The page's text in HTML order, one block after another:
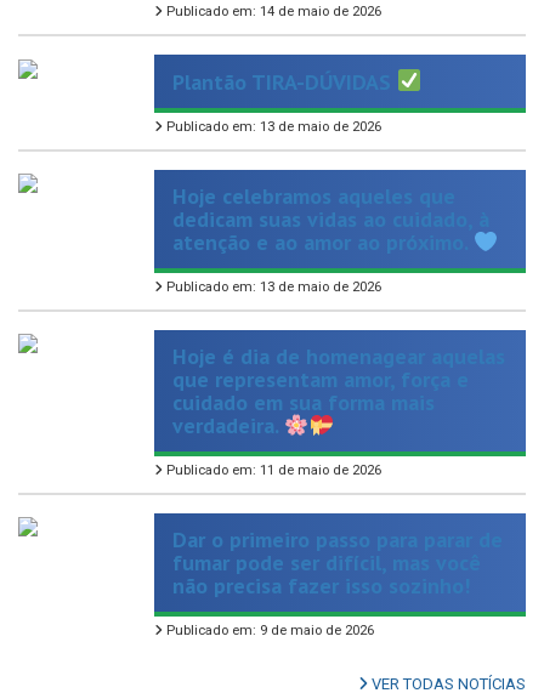
Plantão TIRA-DÚVIDAS
Publicado em: 13 de maio de 2026
Hoje celebramos aqueles que
dedicam suas vidas ao cuidado, à
atenção e ao amor ao próximo.
Publicado em: 13 de maio de 2026
Hoje é dia de homenagear aquelas
que representam amor, força e
cuidado em sua forma mais
verdadeira.
Publicado em: 11 de maio de 2026
Dar o primeiro passo para parar de
fumar pode ser difícil, mas você
não precisa fazer isso sozinho!
Publicado em: 9 de maio de 2026
VER TODAS NOTÍCIAS